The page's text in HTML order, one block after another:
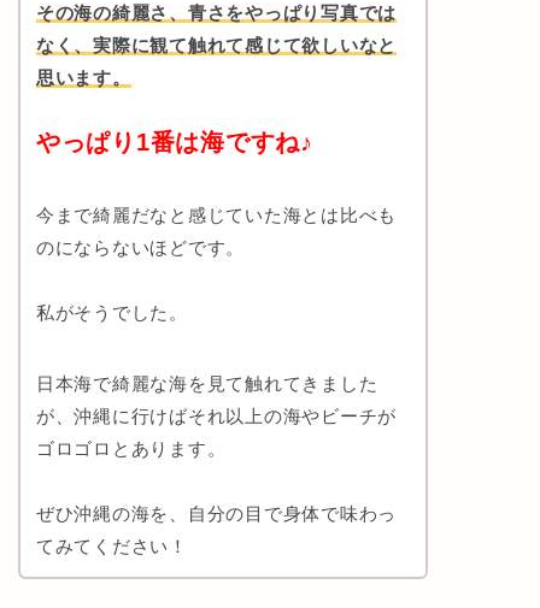
その海の綺麗さ、青さをやっぱり写真では
なく、実際に観て触れて感じて欲しいなと
思います。
やっぱり1番は海ですね♪
今まで綺麗だなと感じていた海とは比べも
のにならないほどです。
私がそうでした。
日本海で綺麗な海を見て触れてきました
が、沖縄に行けばそれ以上の海やビーチが
ゴロゴロとあります。
ぜひ沖縄の海を、自分の目で身体で味わっ
てみてください！